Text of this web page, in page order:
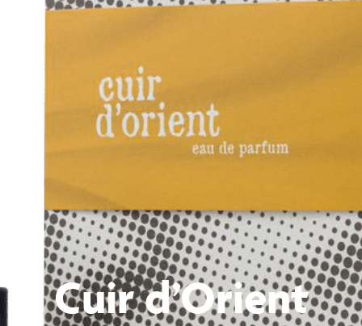
Cuir d’Orient